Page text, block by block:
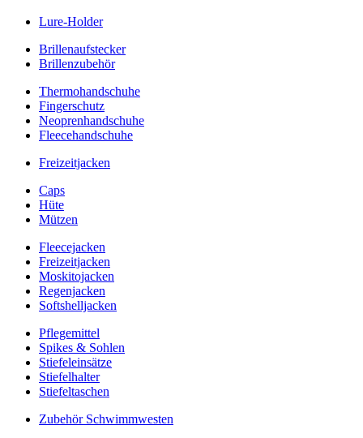
Lure-Holder
Brillenaufstecker
Brillenzubehör
Thermohandschuhe
Fingerschutz
Neoprenhandschuhe
Fleecehandschuhe
Freizeitjacken
Caps
Hüte
Mützen
Fleecejacken
Freizeitjacken
Moskitojacken
Regenjacken
Softshelljacken
Pflegemittel
Spikes & Sohlen
Stiefeleinsätze
Stiefelhalter
Stiefeltaschen
Zubehör Schwimmwesten